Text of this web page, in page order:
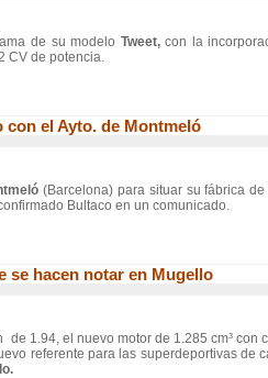
de su modelo Tweet,con la
CV de potencia.
el Ayto. de Montmeló
(Barcelona) para situar su fábrica
Bultaco en un comunicado.
se hacen notar en Mugello
1.94, el nuevo motor de 1.285 cm³
referente para las superdeportivas de